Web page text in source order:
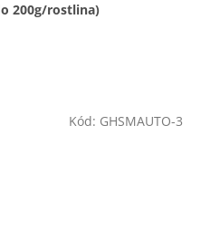
Kód: GHSMAUTO-3
200g/rostlina)